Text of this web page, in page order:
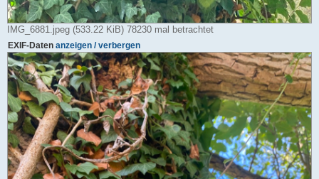
IMG_6881.jpeg (533.22 KiB) 78230 mal betrachtet
EXIF-Daten anzeigen / verbergen